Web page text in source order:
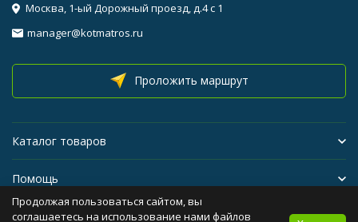
Москва, 1-ый Дорожный проезд, д.4 с 1
manager@kotmatros.ru
Проложить маршрут
Каталог товаров
Помощь
Бренды
Продолжая пользоваться сайтом, вы
соглашаетесь на использование нами файлов